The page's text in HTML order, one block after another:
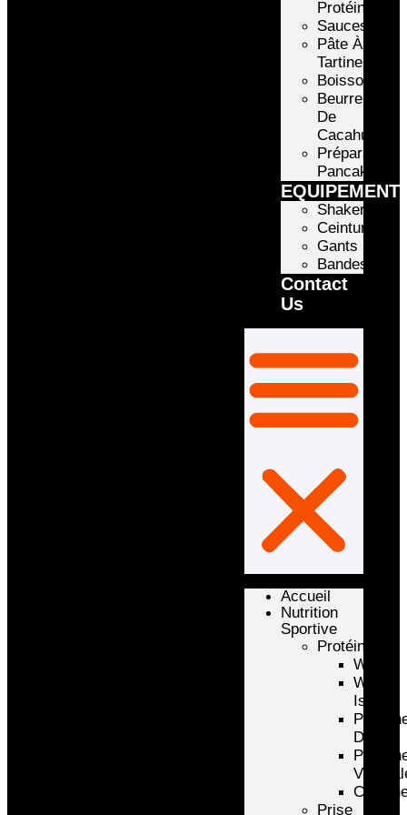
Protéinée
Sauces
Pâte À
Tartiner
Boissons
Beurre
De
Cacahuète
Préparation
Pancake
Shakers
Ceintures
Gants
Bandes
Contact
Us
Accueil
Nutrition
Sportive
Protéines
Whey
Whey
Isolate
D’oeuf
Prise